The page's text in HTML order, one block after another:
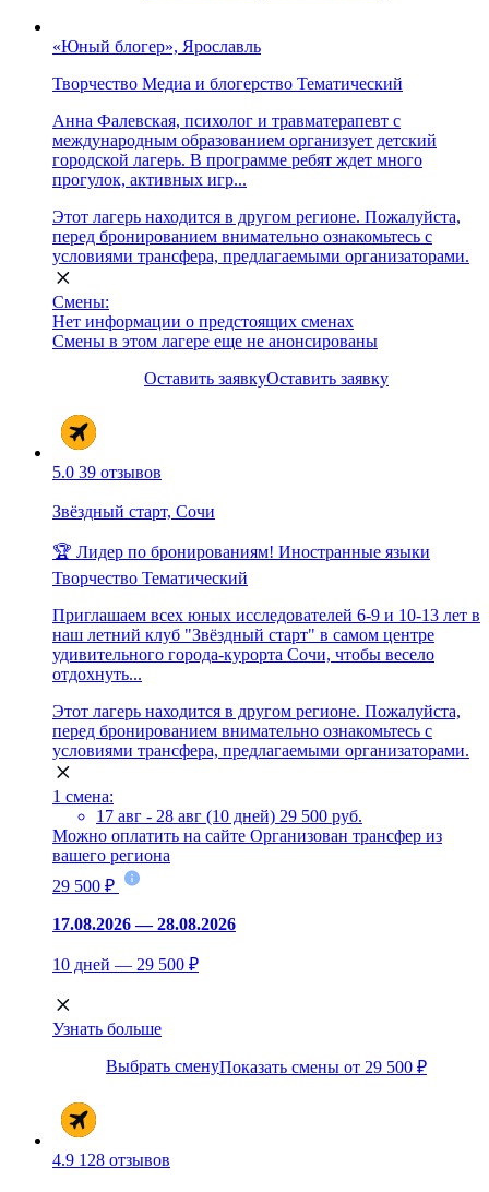
«Юный блогер», Ярославль
Творчество Медиа и блогерство Тематический
Анна Фалевская, психолог и травматерапевт с
международным образованием организует детский
городской лагерь. В программе ребят ждет много
прогулок, активных игр...
Этот лагерь находится в другом регионе. Пожалуйста,
перед бронированием внимательно ознакомьтесь с
условиями трансфера, предлагаемыми организаторами.
Смены:
Нет информации о предстоящих сменах
Смены в этом лагере еще не анонсированы
Оставить заявкуОставить заявку
5.0 39 отзывов
Звёздный старт, Сочи
🏆 Лидер по бронированиям! Иностранные языки
Творчество Тематический
Приглашаем всех юных исследователей 6-9 и 10-13 лет в
наш летний клуб "Звёздный старт" в самом центре
удивительного города-курорта Сочи, чтобы весело
отдохнуть...
Этот лагерь находится в другом регионе. Пожалуйста,
перед бронированием внимательно ознакомьтесь с
условиями трансфера, предлагаемыми организаторами.
1 смена:
17 авг - 28 авг (10 дней) 29 500 руб.
Можно оплатить на сайте Организован трансфер из
вашего региона
29 500 ₽
17.08.2026 — 28.08.2026
10 дней — 29 500 ₽
Узнать больше
Выбрать сменуПоказать смены от 29 500 ₽
4.9 128 отзывов